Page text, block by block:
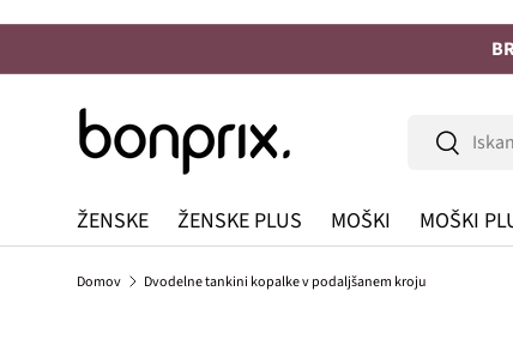
Iskanje
Iskanje
ŽENSKE ŽENSKE PLUS MOŠKI MOŠKI
Domov Dvodelne tankini kopalke v podaljšanem kroju